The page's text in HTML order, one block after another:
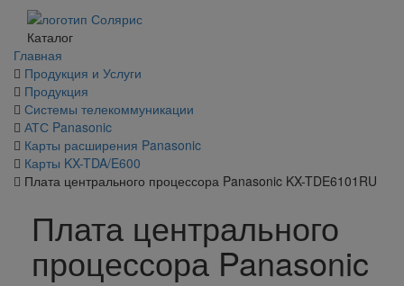
Каталог
Главная
Продукция и Услуги
Продукция
Системы телекоммуникации
АТС Panasonic
Карты расширения Panasonic
Карты KX-TDA/E600
Плата центрального процессора Panasonic KX-TDE6101RU
Плата центрального
процессора Panasonic